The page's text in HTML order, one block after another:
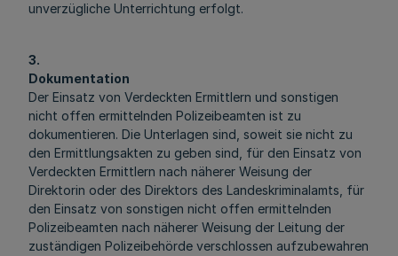
unverzügliche Unterrichtung erfolgt.
3.
Dokumentation
Der Einsatz von Verdeckten Ermittlern und sonstigen
nicht offen ermittelnden Polizeibeamten ist zu
dokumentieren. Die Unterlagen sind, soweit sie nicht zu
den Ermittlungsakten zu geben sind, für den Einsatz von
Verdeckten Ermittlern nach näherer Weisung der
Direktorin oder des Direktors des Landeskriminalamts, für
den Einsatz von sonstigen nicht offen ermittelnden
Polizeibeamten nach näherer Weisung der Leitung der
zuständigen Polizeibehörde verschlossen aufzubewahren